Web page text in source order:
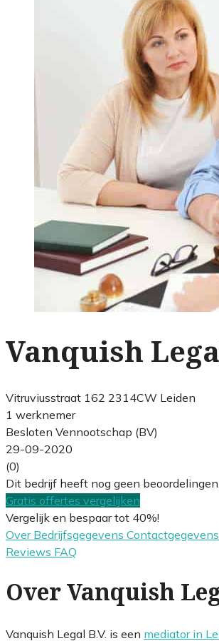
Vanquish
Vitruviusstraat 162 2314CW Leiden
1 werknemer
Besloten Vennootschap (BV)
29-09-2020
(0)
Dit bedrijf heeft nog geen beoordelingen.
Gratis offertes vergelijken
Vergelijk en bespaar tot 40%!
Over Bedrijfsgegevens Contactgegevens
Reviews FAQ
Over Vanquish
Vanquish Legal B.V. is een mediator in